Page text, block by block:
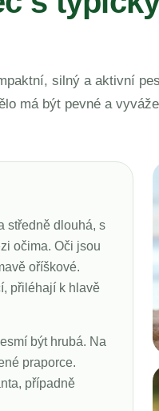
silný a aktivní
má být pevné a
středně dlouhá, s
očima. Oči jsou
oříškové.
přiléhají k hlavě
být hrubá. Na
praporce.
případně